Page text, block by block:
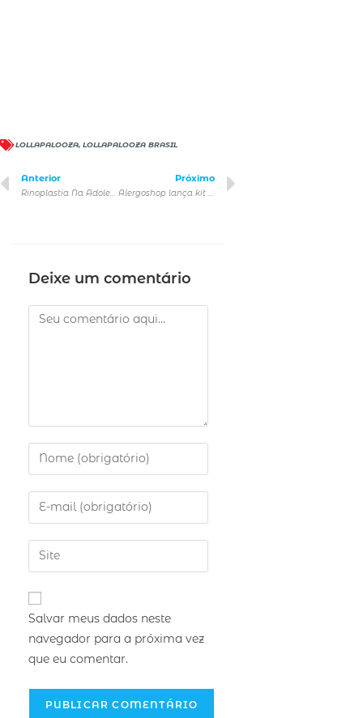
LOLLAPALOOZA, LOLLAPALOOZA BRASIL
Anterior Próximo
Deixe um comentário
Salvar meus dados neste
navegador para a próxima vez
que eu comentar.